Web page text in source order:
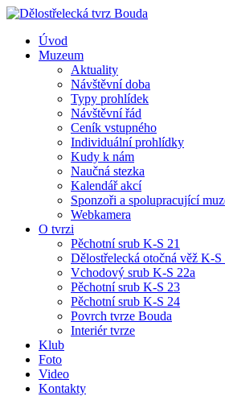
Úvod
Muzeum
Aktuality
Návštěvní doba
Typy prohlídek
Návštěvní řád
Ceník vstupného
Individuální prohlídky
Kudy k nám
Naučná stezka
Kalendář akcí
Sponzoři a spolupracující
Webkamera
O tvrzi
Pěchotní srub K-S 21
Dělostřelecká otočná věž K-S
Vchodový srub K-S 22a
Pěchotní srub K-S 23
Pěchotní srub K-S 24
Povrch tvrze Bouda
Interiér tvrze
Klub
Foto
Video
Kontakty